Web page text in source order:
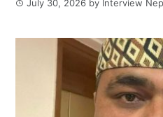
July 30, 2026 by Interview